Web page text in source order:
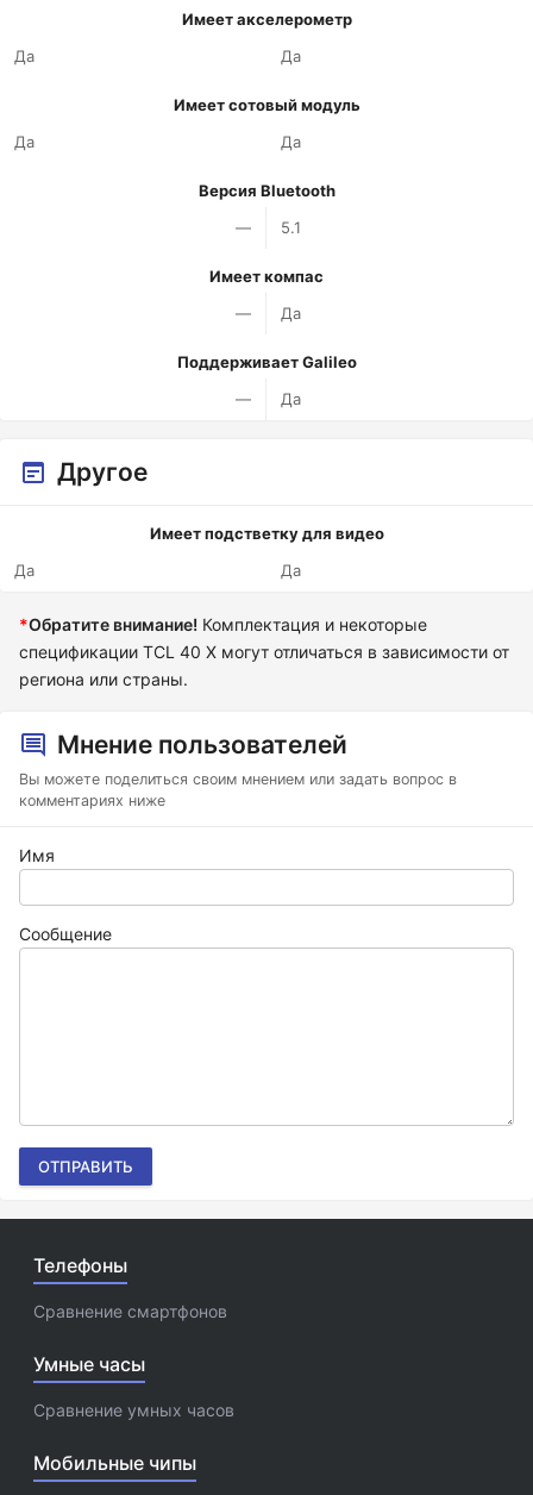
Имеет акселерометр
Да
Да
Имеет сотовый модуль
Да
Да
Версия Bluetooth
—
5.1
Имеет компас
—
Да
Поддерживает Galileo
—
Да
Другое
Имеет подстветку для видео
Да
Да
*Обратите внимание! Комплектация и некоторые
спецификации TCL 40 X могут отличаться в зависимости от
региона или страны.
Мнение пользователей
Вы можете поделиться своим мнением или задать вопрос в
комментариях ниже
Имя
Сообщение
ОТПРАВИТЬ
Телефоны
Сравнение смартфонов
Умные часы
Сравнение умных часов
Мобильные чипы